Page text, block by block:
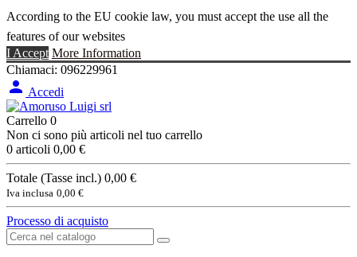
According to the EU cookie law, you must accept the use all the
features of our websites
I Accept More Information
Chiamaci: 096229961
 Accedi
Carrello 0
Non ci sono più articoli nel tuo carrello
0 articoli 0,00 €
Totale (Tasse incl.) 0,00 €
Iva inclusa 0,00 €
Processo di acquisto